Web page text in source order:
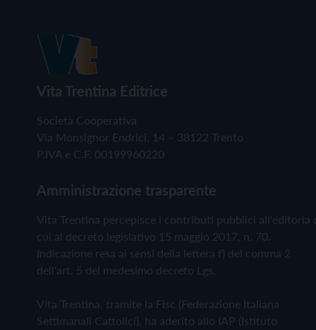
Vita Trentina Editrice
Società Cooperativa
Via Monsignor Endrici, 14 – 38122 Trento
P.IVA e C.F. 00199960220
Amministrazione trasparente
Vita Trentina percepisce i contributi pubblici all'editoria
cui al decreto legislativo 15 maggio 2017, n. 70.
Indicazione resa ai sensi della lettera f) del comma 2
dell'art. 5 del medesimo decreto Lgs.
Vita Trentina, tramite la Fisc (Federazione Italiana
Settimanali Cattolici), ha aderito allo IAP (Istituto